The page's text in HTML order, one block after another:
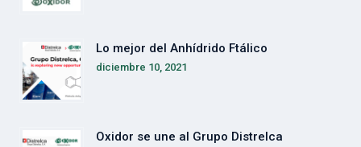
Lo mejor del Anhídrido Ftálico
diciembre 10, 2021
Oxidor se une al Grupo Distrelca